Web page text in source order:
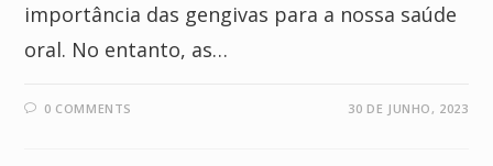
importância das gengivas para a nossa saúde
oral. No entanto, as…
0 COMMENTS 30 DE JUNHO, 2023